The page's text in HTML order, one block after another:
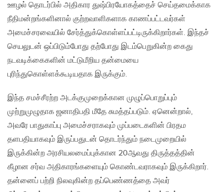
ஊழல் தொடர்பில் அதிகார துஷ்பிரயோகத்தைச் செய்தமைக்காக
நீதிமன்றங்களினால் குற்றவாளிகளாக காணப்பட்டவர்கள்
அமைச்சரவையில் சேர்த்துக்கொள்ளப்பட்டிருக்கிறார்கள். இந்தச்
செயலுடன் ஒப்பிடும்போது தற்போது இடம்பெறுகின்ற கைது
நடவடிக்கைகளின் மட்டுமீறிய தன்மையை
புரிந்துகொள்ளக்கூடியதாக இருக்கும்.
இந்த சமச்சீரற்ற அடக்குமுறைக்கான முழுப்பொறுப்பும்
முற்றுமுழுதாக ஜனாதிபதி மீதே சுமத்தப்படும். ஏனென்றால்,
அவரே பாதுகாப்பு அமைச்சராகவும் முப்படைகளின் பிரதம
தளபதியாகவும் இருப்பதுடன் தொடர்ந்தும் நடைமுறையில்
இருக்கின்ற அரசியலமைப்புக்கான 20ஆவது திருத்தத்தின்
கீழான சர்வ அதிகாரங்களையும் கொண்டவராகவும் இருக்கிறார்.
தன்னைப் பற்றி நிலவுகின்ற தப்பெண்ணத்தை அவர்